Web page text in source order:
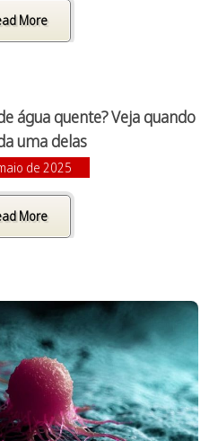
More
água quente? Veja quando
uma delas
de 2025
More